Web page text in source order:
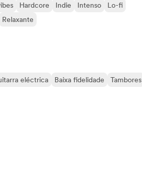
Hardcore Indie Intenso
Lo-fi
Relaxante
eléctrica Baixa fidelidade
Tambores